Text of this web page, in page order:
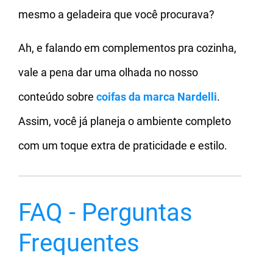
mesmo a geladeira que você procurava?
Ah, e falando em complementos pra cozinha,
vale a pena dar uma olhada no nosso
conteúdo sobre coifas da marca Nardelli.
Assim, você já planeja o ambiente completo
com um toque extra de praticidade e estilo.
FAQ - Perguntas
Frequentes